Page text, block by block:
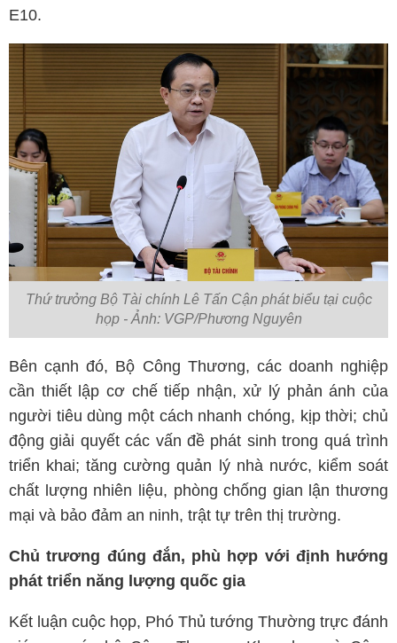
E10.
Thứ trưởng Bộ Tài chính Lê Tấn Cận phát biểu tại cuộc
họp - Ảnh: VGP/Phương Nguyên
Bên cạnh đó, Bộ Công Thương, các doanh nghiệp
cần thiết lập cơ chế tiếp nhận, xử lý phản ánh của
người tiêu dùng một cách nhanh chóng, kịp thời; chủ
động giải quyết các vấn đề phát sinh trong quá trình
triển khai; tăng cường quản lý nhà nước, kiểm soát
chất lượng nhiên liệu, phòng chống gian lận thương
mại và bảo đảm an ninh, trật tự trên thị trường.
Chủ trương đúng đắn, phù hợp với định hướng
phát triển năng lượng quốc gia
Kết luận cuộc họp, Phó Thủ tướng Thường trực đánh